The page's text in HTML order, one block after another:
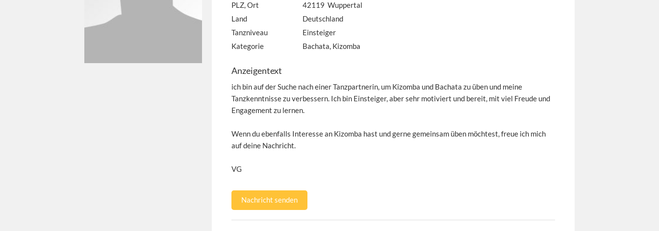
PLZ, Ort
42119 Wuppertal
Land
Deutschland
Tanzniveau
Einsteiger
Kategorie
Bachata, Kizomba
Anzeigentext
ich bin auf der Suche nach einer Tanzpartnerin, um Kizomba und Bachata zu üben und meine
Tanzkenntnisse zu verbessern. Ich bin Einsteiger, aber sehr motiviert und bereit, mit viel Freude und
Engagement zu lernen.
Wenn du ebenfalls Interesse an Kizomba hast und gerne gemeinsam üben möchtest, freue ich mich
auf deine Nachricht.
VG
Nachricht senden